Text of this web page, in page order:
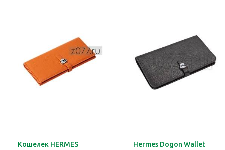
Кошелек HERMES
Hermes Dogon Wallet